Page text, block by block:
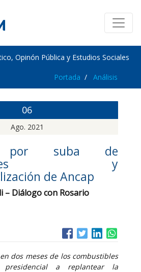
Opinón Pública y Estudios Sociales
Portada Análisis
06
Ago. 2021
por suba de
y
de Ancap
– Diálogo con Rosario
dos meses de los combustibles
a replantear la